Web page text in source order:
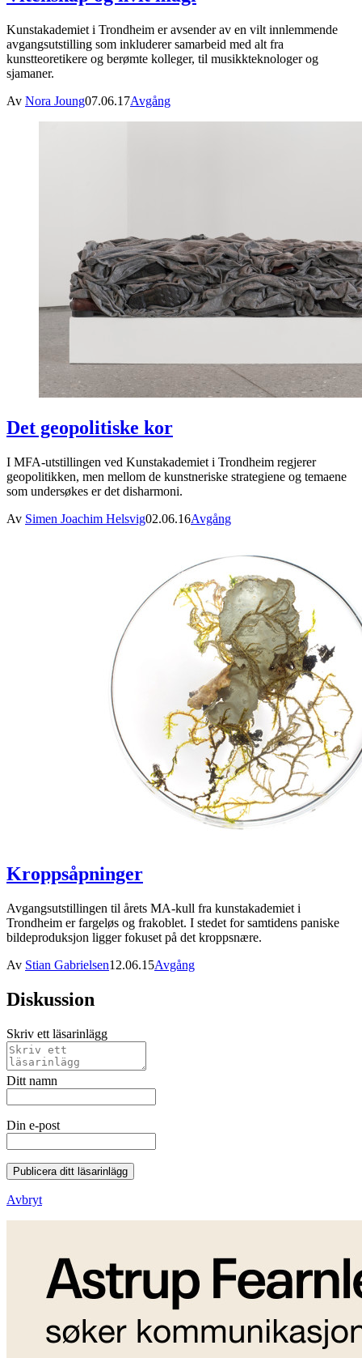
Kunstakademiet i Trondheim er avsender av en vilt innlemmende
avgangsutstilling som inkluderer samarbeid med alt fra
kunstteoretikere og berømte kolleger, til musikkteknologer og
sjamaner.
Av Nora Joung07.06.17Avgång
Det geopolitiske kor
I MFA-utstillingen ved Kunstakademiet i Trondheim regjerer
geopolitikken, men mellom de kunstneriske strategiene og temaene
som undersøkes er det disharmoni.
Av Simen Joachim Helsvig02.06.16Avgång
Kroppsåpninger
Avgangsutstillingen til årets MA-kull fra kunstakademiet i
Trondheim er fargeløs og frakoblet. I stedet for samtidens paniske
bildeproduksjon ligger fokuset på det kroppsnære.
Av Stian Gabrielsen12.06.15Avgång
Diskussion
Skriv ett läsarinlägg
Ditt namn
Din e-post
Publicera ditt läsarinlägg
Avbryt